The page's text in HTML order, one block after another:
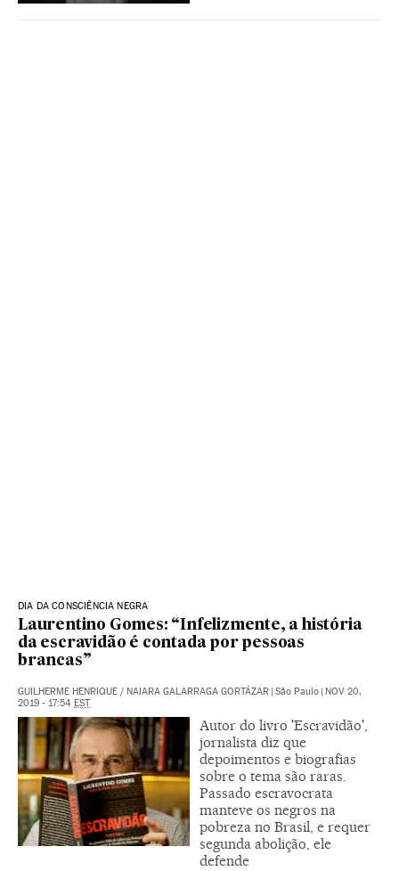
DIA DA CONSCIÊNCIA NEGRA
Laurentino Gomes: “Infelizmente, a história
da escravidão é contada por pessoas
brancas”
GUILHERME HENRIQUE / NAIARA GALARRAGA GORTÁZAR São Paulo
NOV 20,
2019 - 17:54 EST
Autor do livro 'Escravidão',
jornalista diz que
depoimentos e biografias
sobre o tema são raras.
Passado escravocrata
manteve os negros na
pobreza no Brasil, e requer
segunda abolição, ele
defende